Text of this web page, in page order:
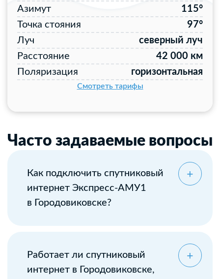
Азимут
115°
Точка стояния
97°
Луч
северный луч
Расстояние
42 000 км
Поляризация
горизонтальная
Смотреть тарифы
Часто задаваемые вопросы
Как подключить спутниковый
интернет Экспресс-АМУ1
в Городовиковске?
Работает ли спутниковый
интернет в Городовиковске,